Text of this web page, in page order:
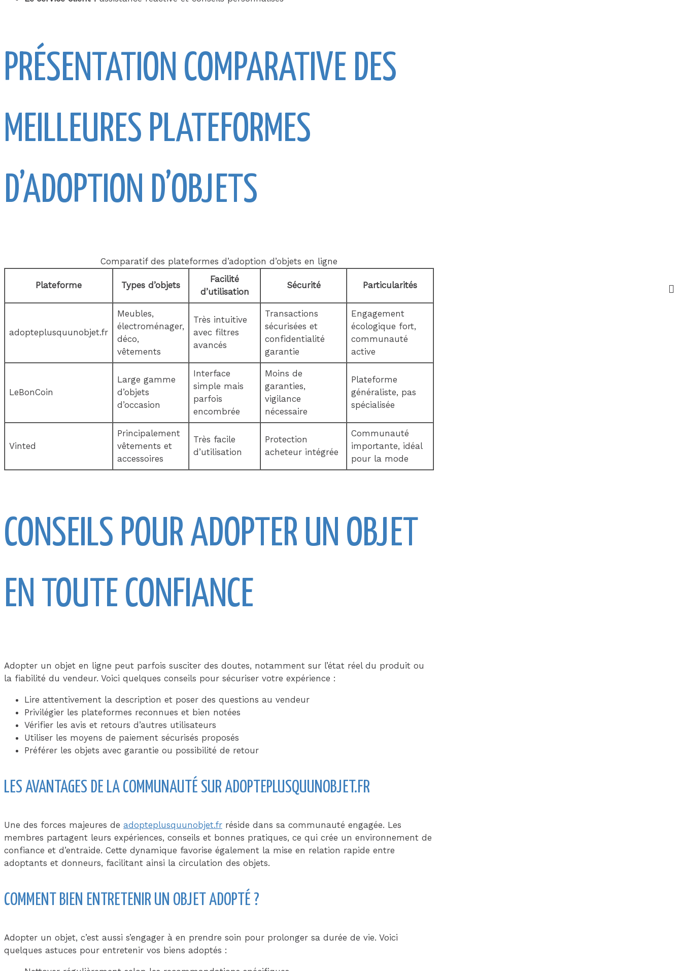
PRÉSENTATION COMPARATIVE DES
MEILLEURES PLATEFORMES
D’ADOPTION D’OBJETS
Comparatif des plateformes d’adoption d’objets en ligne
Plateforme Types d’objets
Facilité
d’utilisation
Sécurité Particularités
adopteplusquunobjet.fr
Meubles,
électroménager,
déco,
vêtements
Très intuitive
avec filtres
avancés
Transactions
sécurisées et
confidentialité
garantie
Engagement
écologique fort,
communauté
active
LeBonCoin
Large gamme
d’objets
d’occasion
Interface
simple mais
parfois
encombrée
Moins de
garanties,
vigilance
nécessaire
Plateforme
généraliste, pas
spécialisée
Vinted
Principalement
vêtements et
accessoires
Très facile
d’utilisation
Protection
acheteur intégrée
Communauté
importante, idéal
pour la mode
CONSEILS POUR ADOPTER UN OBJET
EN TOUTE CONFIANCE
Adopter un objet en ligne peut parfois susciter des doutes, notamment sur l’état réel du produit ou
la fiabilité du vendeur. Voici quelques conseils pour sécuriser votre expérience :
Lire attentivement la description et poser des questions au vendeur
Privilégier les plateformes reconnues et bien notées
Vérifier les avis et retours d’autres utilisateurs
Utiliser les moyens de paiement sécurisés proposés
Préférer les objets avec garantie ou possibilité de retour
LES AVANTAGES DE LA COMMUNAUTÉ SUR ADOPTEPLUSQUUNOBJET.FR
Une des forces majeures de adopteplusquunobjet.fr réside dans sa communauté engagée. Les
membres partagent leurs expériences, conseils et bonnes pratiques, ce qui crée un environnement de
confiance et d’entraide. Cette dynamique favorise également la mise en relation rapide entre
adoptants et donneurs, facilitant ainsi la circulation des objets.
COMMENT BIEN ENTRETENIR UN OBJET ADOPTÉ ?
Adopter un objet, c’est aussi s’engager à en prendre soin pour prolonger sa durée de vie. Voici
quelques astuces pour entretenir vos biens adoptés :